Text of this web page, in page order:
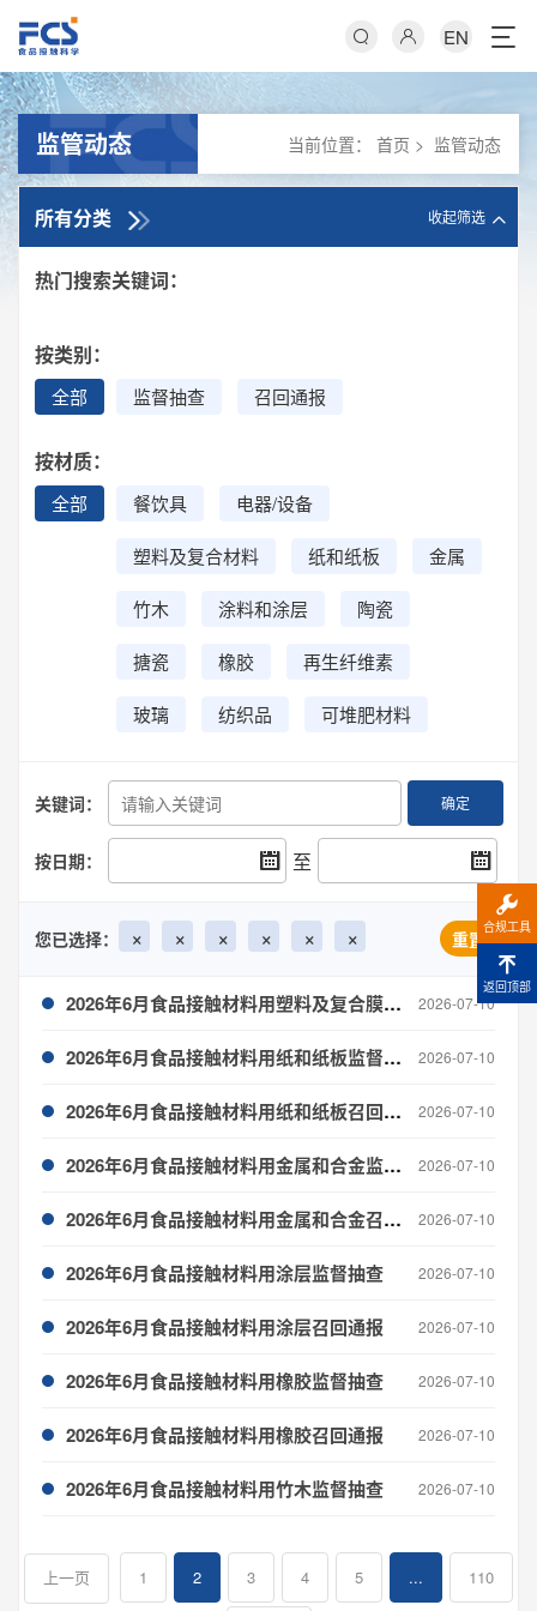
EN
监管动态 当前位置： 首页 > 监管动态
所有分类 收起筛选
热门搜索关键词：
按类别：
全部 监督抽查 召回通报
按材质：
全部 餐饮具 电器/设备
塑料及复合材料 纸和纸板 金属
竹木 涂料和涂层 陶瓷
搪瓷 橡胶 再生纤维素
玻璃 纺织品 可堆肥材料
关键词： 确定
按日期： 至
您已选择： × × × × × × 重置
2026年6月食品接触材料用塑料及复合膜袋召回通报 2026-07-10
2026年6月食品接触材料用纸和纸板监督抽查 2026-07-10
2026年6月食品接触材料用纸和纸板召回通报 2026-07-10
2026年6月食品接触材料用金属和合金监督抽查 2026-07-10
2026年6月食品接触材料用金属和合金召回通报 2026-07-10
2026年6月食品接触材料用涂层监督抽查 2026-07-10
2026年6月食品接触材料用涂层召回通报 2026-07-10
2026年6月食品接触材料用橡胶监督抽查 2026-07-10
2026年6月食品接触材料用橡胶召回通报 2026-07-10
2026年6月食品接触材料用竹木监督抽查 2026-07-10
上一页 1 2 3 4 5 ... 110
合规工具
返回顶部